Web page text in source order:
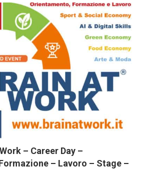
– Career Day –
– Lavoro – Stage –